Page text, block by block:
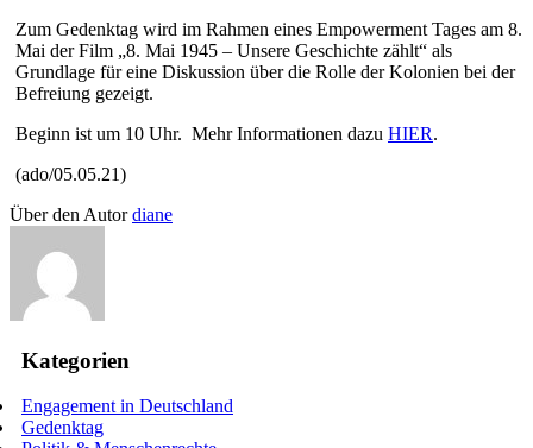
Zum Gedenktag wird im Rahmen eines Empowerment Tages am 8.
Mai der Film „8. Mai 1945 – Unsere Geschichte zählt“ als
Grundlage für eine Diskussion über die Rolle der Kolonien bei der
Befreiung gezeigt.
Beginn ist um 10 Uhr. Mehr Informationen dazu HIER.
(ado/05.05.21)
Über den Autordiane
Kategorien
Engagement in Deutschland
Gedenktag